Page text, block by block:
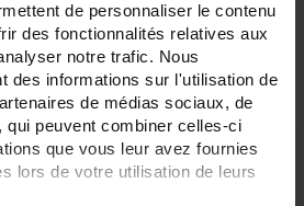
de personnaliser le contenu
des fonctionnalités relatives aux
notre trafic. Nous
des informations sur l'utilisation de
de médias sociaux, de
qui peuvent combiner celles-ci
que vous leur avez fournies
lors de votre utilisation de leurs
3 item(s) Show